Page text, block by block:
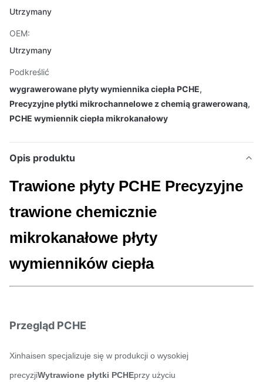
Utrzymany
OEM:
Utrzymany
Podkreślić
wygrawerowane płyty wymiennika ciepła PCHE,
Precyzyjne płytki mikrochannelowe z chemią grawerowaną,
PCHE wymiennik ciepła mikrokanałowy
Opis produktu
Trawione płyty PCHE Precyzyjne
trawione chemicznie
mikrokanałowe płyty
wymienników ciepła
Przegląd PCHE
Xinhaisen specjalizuje się w produkcji o wysokiej
precyzjiWytrawione płytki PCHEprzy użyciu